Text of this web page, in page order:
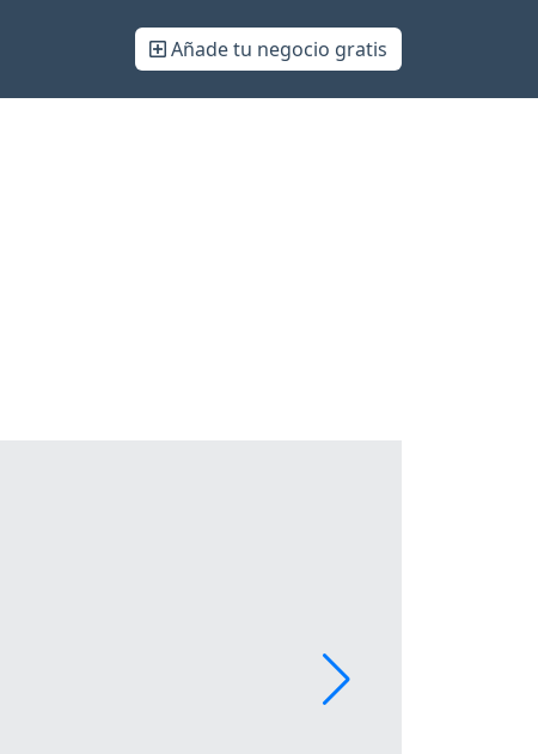
Añade tu negocio gratis